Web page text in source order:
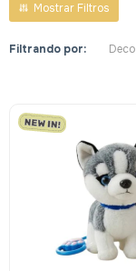
Filtrando por: Deco